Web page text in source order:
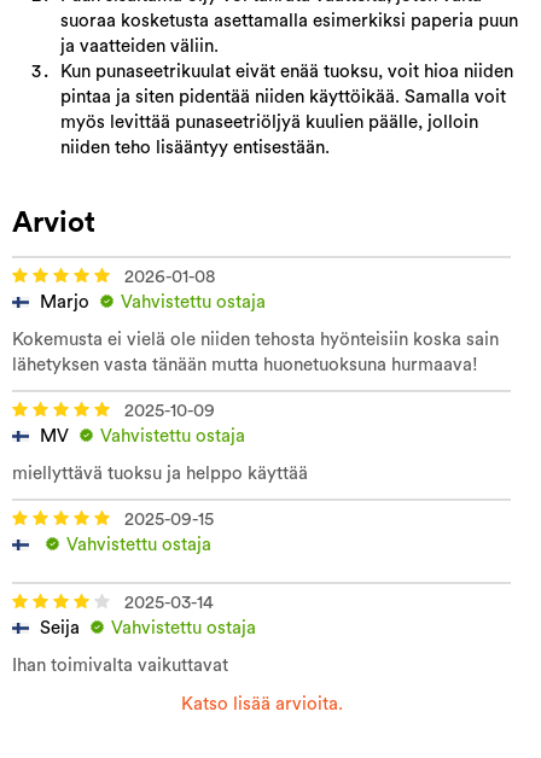
suoraa kosketusta asettamalla esimerkiksi paperia puun
ja vaatteiden väliin.
Kun punaseetrikuulat eivät enää tuoksu, voit hioa niiden
pintaa ja siten pidentää niiden käyttöikää. Samalla voit
myös levittää punaseetriöljyä kuulien päälle, jolloin
niiden teho lisääntyy entisestään.
Arviot
2026-01-08
Marjo
Vahvistettu ostaja
Kokemusta ei vielä ole niiden tehosta hyönteisiin koska sain
lähetyksen vasta tänään mutta huonetuoksuna hurmaava!
2025-10-09
MV
Vahvistettu ostaja
miellyttävä tuoksu ja helppo käyttää
2025-09-15
Vahvistettu ostaja
2025-03-14
Seija
Vahvistettu ostaja
Ihan toimivalta vaikuttavat
Katso lisää arvioita.